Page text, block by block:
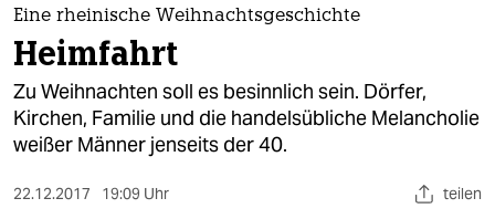
themen
politik
öko
Eine rheinische Weihnachtsgeschichte
Heimfahrt
Zu Weihnachten soll es besinnlich sein. Dörfer,
Kirchen, Familie und die handelsübliche Melancholie
weißer Männer jenseits der 40.
22.12.2017 19:09 Uhr teilen